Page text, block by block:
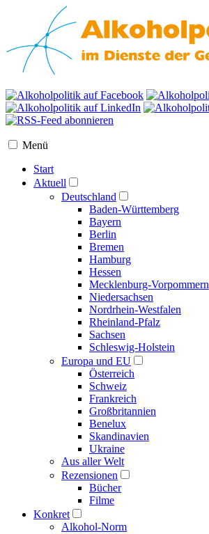
Menü
Start
Aktuell
Deutschland
Baden-Württemberg
Bayern
Berlin
Bremen
Hamburg
Hessen
Mecklenburg-Vorpommern
Niedersachsen
Nordrhein-Westfalen
Rheinland-Pfalz
Sachsen
Schleswig-Holstein
Europa und EU
Österreich
Schweiz
Frankreich
Großbritannien
Benelux
Skandinavien
Ukraine
Aus aller Welt
Rezensionen
Bücher
Filme
Konkret
Alkohol-Norm